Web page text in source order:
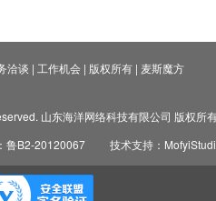
洽谈 | 工作机会| 版权所有| 麦斯魔方
山东海洋网络科技有限公司 版权所
鲁B2-20120067 技术支持：